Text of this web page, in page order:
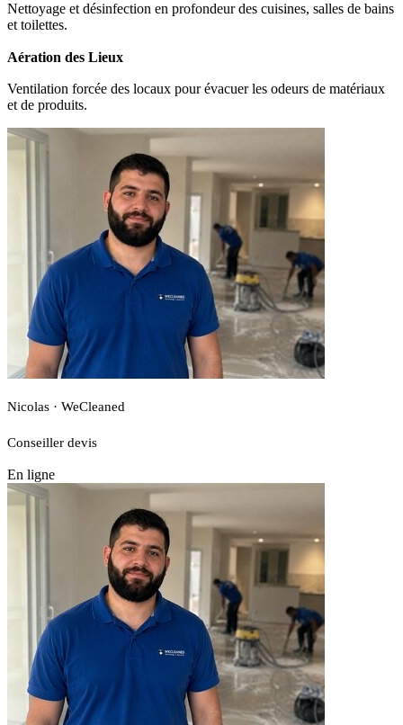
Nettoyage et désinfection en profondeur des cuisines, salles de bains
et toilettes.
Aération des Lieux
Ventilation forcée des locaux pour évacuer les odeurs de matériaux
et de produits.
Nicolas · WeCleaned
Conseiller devis
En ligne